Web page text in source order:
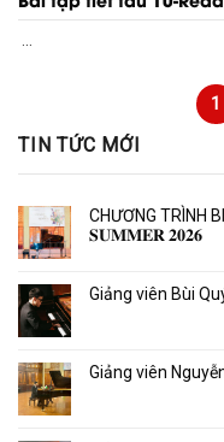
...
1
TIN TỨC MỚI
CHƯƠNG TRÌNH
𝐒𝐔𝐌𝐌𝐄𝐑 𝟐𝟎𝟐𝟔
Giảng viên Bùi
Giảng viên